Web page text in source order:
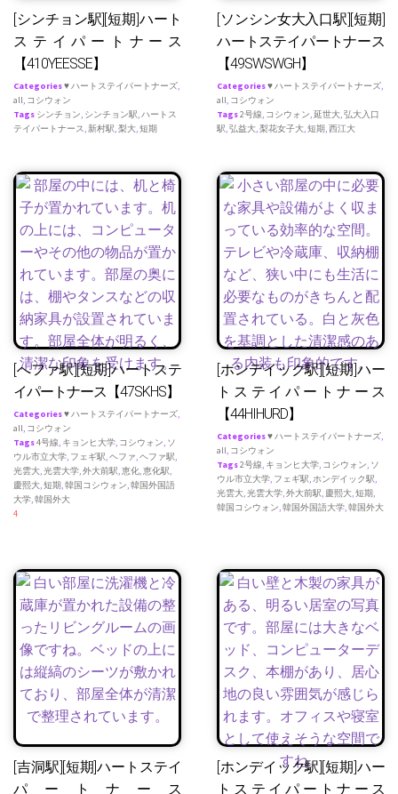
[シンチョン駅][短期]ハート
ステイパートナース
【410YEESSE】
Categories♥ ハートステイパートナーズ,
all, コシウォン
Tags シンチョン, シンチョン駅,ハートス
テイパートナース,新村駅,梨大,短期
[ソンシン女大入口駅][短期]
ハートステイパートナース
【49SWSWGH】
Categories♥ ハートステイパートナーズ,
all, コシウォン
Tags2号線, コシウォン,延世大,弘大入口
駅,弘益大,梨花女子大,短期,西江大
[へファ駅][短期]ハートステ
イパートナース【47SKHS】
Categories♥ ハートステイパートナーズ,
all, コシウォン
Tags4号線, キョンヒ大学, コシウォン, ソ
ウル市立大学, フェギ駅,ヘファ,ヘファ駅,
光雲大,光雲大学,外大前駅,恵化,恵化駅,
慶熙大,短期,韓国コシウォン,韓国外国語
大学,韓国外大
4
[ホンデイック駅][短期]ハー
トステイパートナース
【44HIHURD】
Categories♥ ハートステイパートナーズ,
all, コシウォン
Tags2号線, キョンヒ大学, コシウォン, ソ
ウル市立大学, フェギ駅,ホンデイック駅,
光雲大,光雲大学,外大前駅, 慶熙大,短期,
韓国コシウォン,韓国外国語大学,韓国外大
[吉洞駅][短期]ハートステイ
パートナース
[ホンデイック駅][短期]ハー
トステイパートナース